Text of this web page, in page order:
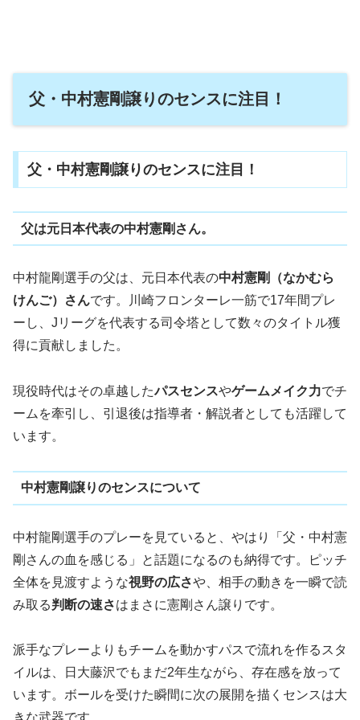
父・中村憲剛譲りのセンスに注目！
父・中村憲剛譲りのセンスに注目！
父は元日本代表の中村憲剛さん。
中村龍剛選手の父は、元日本代表の中村憲剛（なかむら
けんご）さんです。川崎フロンターレ一筋で17年間プレ
ーし、Jリーグを代表する司令塔として数々のタイトル獲
得に貢献しました。
現役時代はその卓越したパスセンスやゲームメイク力でチ
ームを牽引し、引退後は指導者・解説者としても活躍して
います。
中村憲剛譲りのセンスについて
中村龍剛選手のプレーを見ていると、やはり「父・中村憲
剛さんの血を感じる」と話題になるのも納得です。ピッチ
全体を見渡すような視野の広さや、相手の動きを一瞬で読
み取る判断の速さはまさに憲剛さん譲りです。
派手なプレーよりもチームを動かすパスで流れを作るスタ
イルは、日大藤沢でもまだ2年生ながら、存在感を放って
います。ボールを受けた瞬間に次の展開を描くセンスは大
きな武器です。